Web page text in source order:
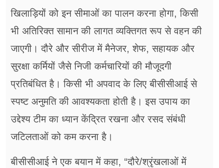
खिलाड़ियों को इन सीमाओं का पालन करना होगा, किसी
भी अतिरिक्त सामान की लागत व्यक्तिगत रूप से वहन की
जाएगी। दौरे और सीरीज में मैनेजर, शेफ, सहायक और
सुरक्षा कर्मियों जैसे निजी कर्मचारियों की मौजूदगी
प्रतिबंधित है। किसी भी अपवाद के लिए बीसीसीआई से
स्पष्ट अनुमति की आवश्यकता होती है। इस उपाय का
उद्देश्य टीम का ध्यान केंद्रित रखना और रसद संबंधी
जटिलताओं को कम करना है।
बीसीसीआई ने एक बयान में कहा, “दौरे/श्रृंखलाओं में